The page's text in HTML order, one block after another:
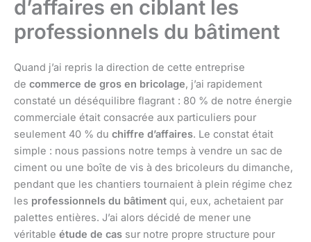
d’affaires en ciblant les
professionnels du bâtiment
Quand j’ai repris la direction de cette entreprise
de commerce de gros en bricolage, j’ai rapidement
constaté un déséquilibre flagrant : 80 % de notre énergie
commerciale était consacrée aux particuliers pour
seulement 40 % du chiffre d’affaires. Le constat était
simple : nous passions notre temps à vendre un sac de
ciment ou une boîte de vis à des bricoleurs du dimanche,
pendant que les chantiers tournaient à plein régime chez
les professionnels du bâtiment qui, eux, achetaient par
palettes entières. J’ai alors décidé de mener une
véritable étude de cas sur notre propre structure pour